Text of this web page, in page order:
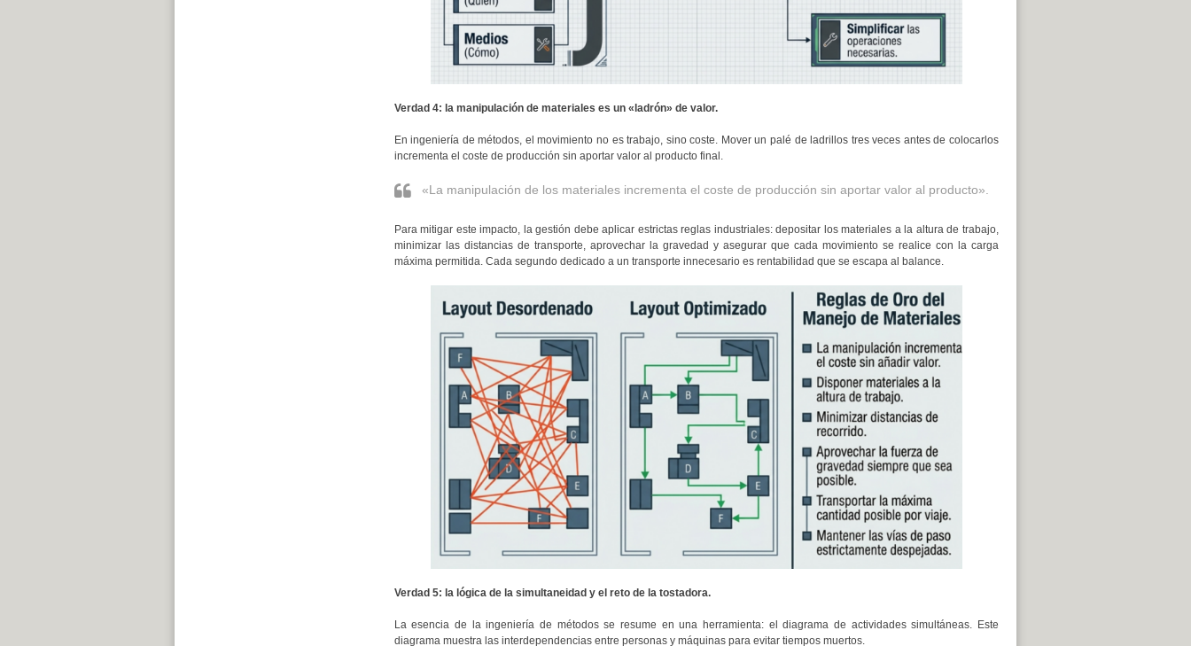
Verdad 4: la manipulación de materiales es un «ladrón» de valor.
En ingeniería de métodos, el movimiento no es trabajo, sino coste. Mover un palé de ladrillos tres veces antes de colocarlos
incrementa el coste de producción sin aportar valor al producto final.
«La manipulación de los materiales incrementa el coste de producción sin aportar valor al producto».
Para mitigar este impacto, la gestión debe aplicar estrictas reglas industriales: depositar los materiales a la altura de trabajo,
minimizar las distancias de transporte, aprovechar la gravedad y asegurar que cada movimiento se realice con la carga
máxima permitida. Cada segundo dedicado a un transporte innecesario es rentabilidad que se escapa al balance.
Verdad 5: la lógica de la simultaneidad y el reto de la tostadora.
La esencia de la ingeniería de métodos se resume en una herramienta: el diagrama de actividades simultáneas. Este
diagrama muestra las interdependencias entre personas y máquinas para evitar tiempos muertos.